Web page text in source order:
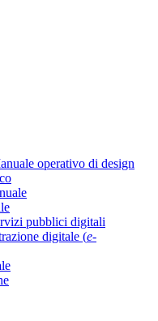
operativo di design
pubblici digitali
digitale (e-